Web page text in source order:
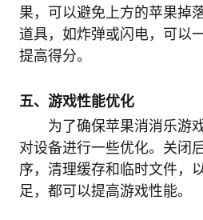
果，可以避免上方的苹果掉
道具，如炸弹或闪电，可以
提高得分。
五、游戏性能优化
为了确保苹果消消乐游
对设备进行一些优化。关闭
序，清理缓存和临时文件，
足，都可以提高游戏性能。